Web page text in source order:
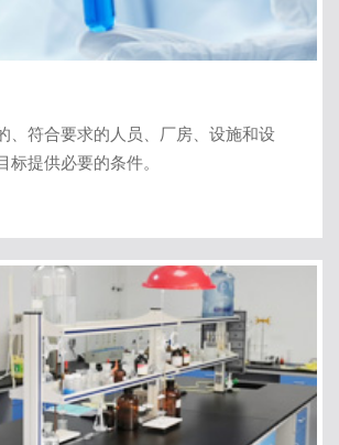
、符合要求的人员、厂房、设施和设
标提供必要的条件。